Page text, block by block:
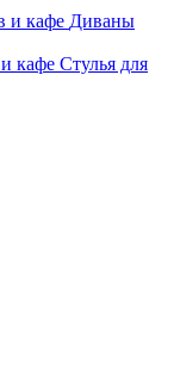
Диваны
Стулья для